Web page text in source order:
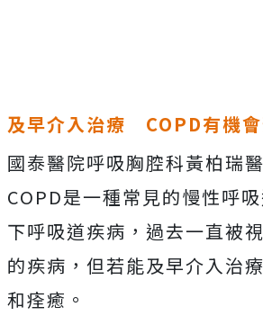
及早介入治療 COPD有機
國泰醫院呼吸胸腔科黃柏瑞
COPD是一種常見的慢性呼
下呼吸道疾病，過去一直被
的疾病，但若能及早介入治
和痊癒。